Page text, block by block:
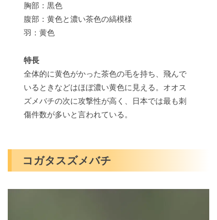
胸部：黒色
腹部：黄色と濃い茶色の縞模様
羽：黄色
特長
全体的に黄色がかった茶色の毛を持ち、飛んで
いるときなどはほぼ濃い黄色に見える。オオス
ズメバチの次に攻撃性が高く、日本では最も刺
傷件数が多いと言われている。
コガタスズメバチ